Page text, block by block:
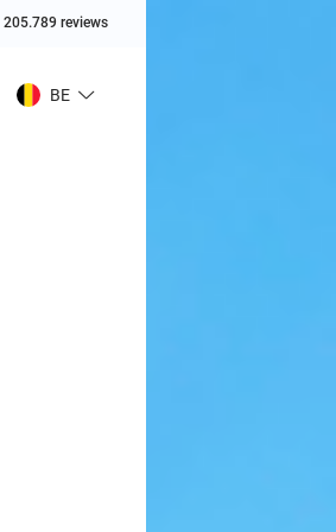
205.789 reviews
BE